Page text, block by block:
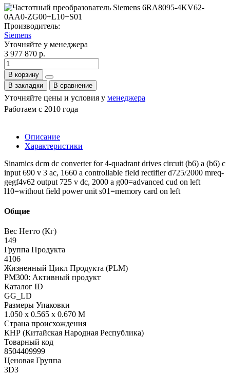
Производитель:
Siemens
Уточняйте у менеджера
3 977 870 р.
В корзину
В закладки
В сравнение
Уточняйте цены и условия у менеджера
Работаем с 2010 года
Описание
Характеристики
Sinamics dcm dc converter for 4-quadrant drives circuit (b6) a (b6) c
input 690 v 3 ac, 1660 a controllable field rectifier d725/2000 mreq-
gegf4v62 output 725 v dc, 2000 a g00=advanced cud on left
l10=without field power unit s01=memory card on left
Общие
Вес Нетто (Кг)
149
Группа Продукта
4106
Жизненный Цикл Продукта (PLM)
PM300: Активный продукт
Каталог ID
GG_LD
Размеры Упаковки
1.050 x 0.565 x 0.670 M
Страна происхождения
КНР (Китайская Народная Республика)
Товарный код
8504409999
Ценовая Группа
3D3